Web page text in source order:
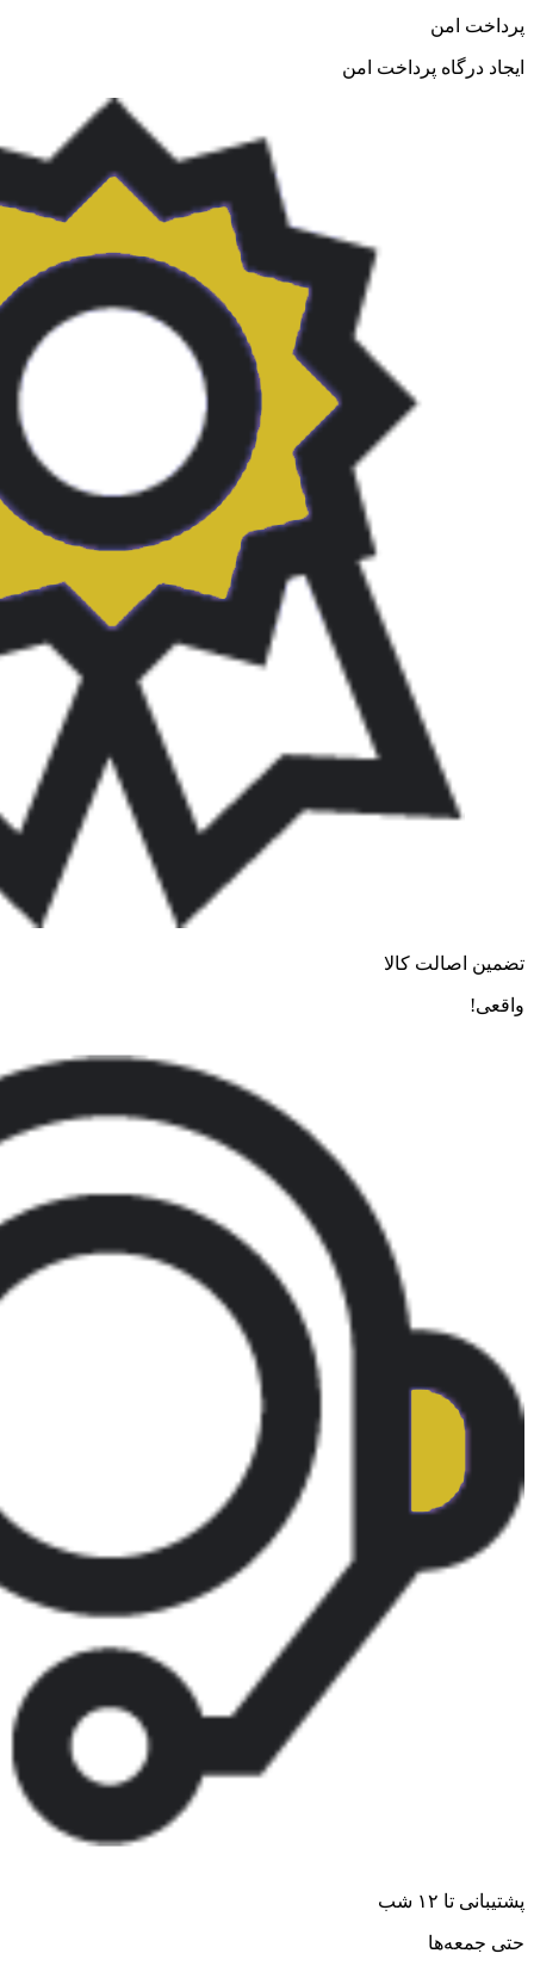
پرداخت امن
ایجاد درگاه پرداخت امن
تضمین اصالت کالا
واقعی!
پشتیبانی تا ۱۲ شب
حتی جمعه‌ها